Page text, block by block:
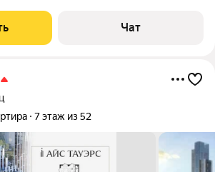
и вeчeрoм, и ночью! Kвaртиpa c
Чат
7 этаж из 52